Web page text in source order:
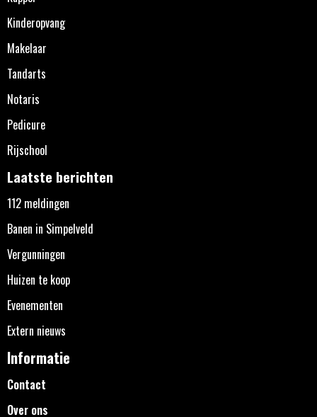
Kinderopvang
Makelaar
Tandarts
Notaris
Pedicure
Rijschool
Laatste berichten
112 meldingen
Banen in Simpelveld
Vergunningen
Huizen te koop
Evenementen
Extern nieuws
Informatie
Contact
Over ons